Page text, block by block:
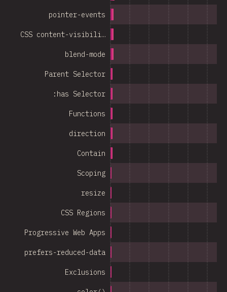
Exclusions
prefers-reduced-data
Progressive Web Apps
CSS Regions
resize
Scoping
Contain
direction
Functions
:has Selector
Parent Selector
blend-mode
CSS content-visibili…
pointer-events